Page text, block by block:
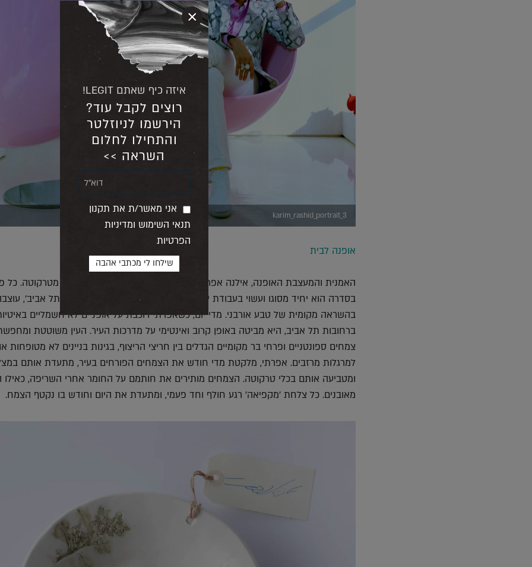
karim_rashid_portrait_3
אופנה לבית
האמנית והמעצבת האופנה, אילנה אפרתי, משיקה סדרה חדשה של כלי אוכל מטרקוטה. כל
בסדרה הוא יחיד מסוגו ועשוי בעבודת יד. סדרת הכלים, 'בוטניקה של מדרכות תל אביב',
בהשראה מקומית של טבע אורבני. מדי יום, כשאפרתי רוכבת על אופניים לא חשמליים
ברחובות תל אביב, היא מביטה באופן קרוב ואינטימי על מדרכות העיר. העין משוטטת
צמחים ספונטניים ופרחי בר מקומיים הגדלים בין חריצי הריצוף, בגינות בניינים לא מטופחות או
למרגלות מרזבים. אפרתי, מלקטת מדי חודש את הצמחים הפורחים בעיר, מתעדת אותם
ומטביעה אותם בכלי טרקוטה. הצמחים מותירים את חותמם על החומר אחרי השריפה, כאילו
מאובנים. כל צלחת ׳מקפיאה׳ רגע חולף וחד פעמי, ומתעדת את היום וחודש בו נקטף הצמח.
איזה כיף שאתם LEGIT!
רוצים לקבל עוד?
הירשמו לניוזלטר
והתחילו לחלום
השראה >>
אני מאשר/ת את תקנון
תנאי השימוש ומדיניות
הפרטיות
×